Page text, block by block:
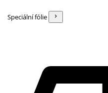
Speciální fólie